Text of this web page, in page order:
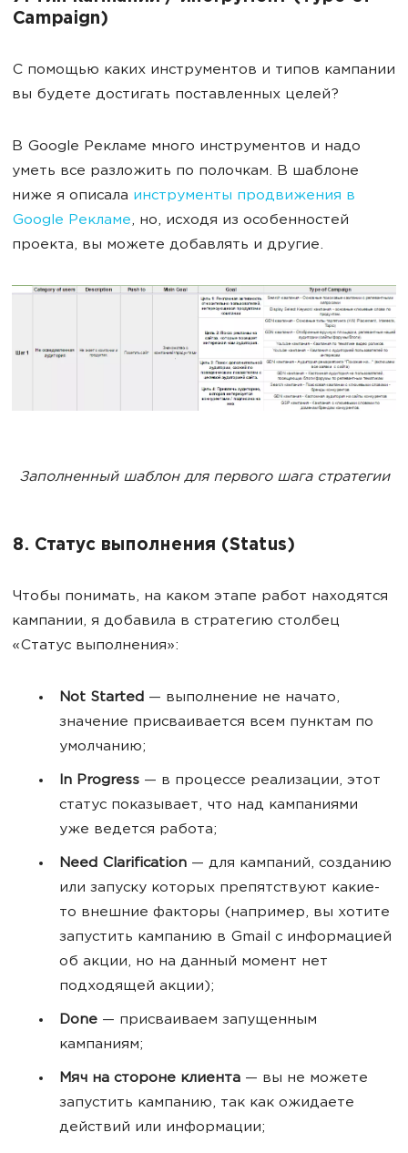
Campaign)
С помощью каких инструментов и типов кампании
вы будете достигать поставленных целей?
В Google Рекламе много инструментов и надо
уметь все разложить по полочкам. В шаблоне
ниже я описала инструменты продвижения в
Google Рекламе, но, исходя из особенностей
проекта, вы можете добавлять и другие.
Заполненный шаблон для первого шага стратегии
8. Статус выполнения (Status)
Чтобы понимать, на каком этапе работ находятся
кампании, я добавила в стратегию столбец
«Статус выполнения»:
Not Started — выполнение не начато,
значение присваивается всем пунктам по
умолчанию;
In Progress — в процессе реализации, этот
статус показывает, что над кампаниями
уже ведется работа;
Need Clarification — для кампаний, созданию
или запуску которых препятствуют какие-
то внешние факторы (например, вы хотите
запустить кампанию в Gmail с информацией
об акции, но на данный момент нет
подходящей акции);
Done — присваиваем запущенным
кампаниям;
Мяч на стороне клиента — вы не можете
запустить кампанию, так как ожидаете
действий или информации;